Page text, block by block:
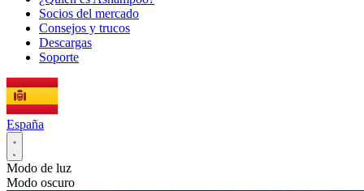
Socios del mercado
Consejos y trucos
Descargas
Soporte
España
Modo de luz
Modo oscuro